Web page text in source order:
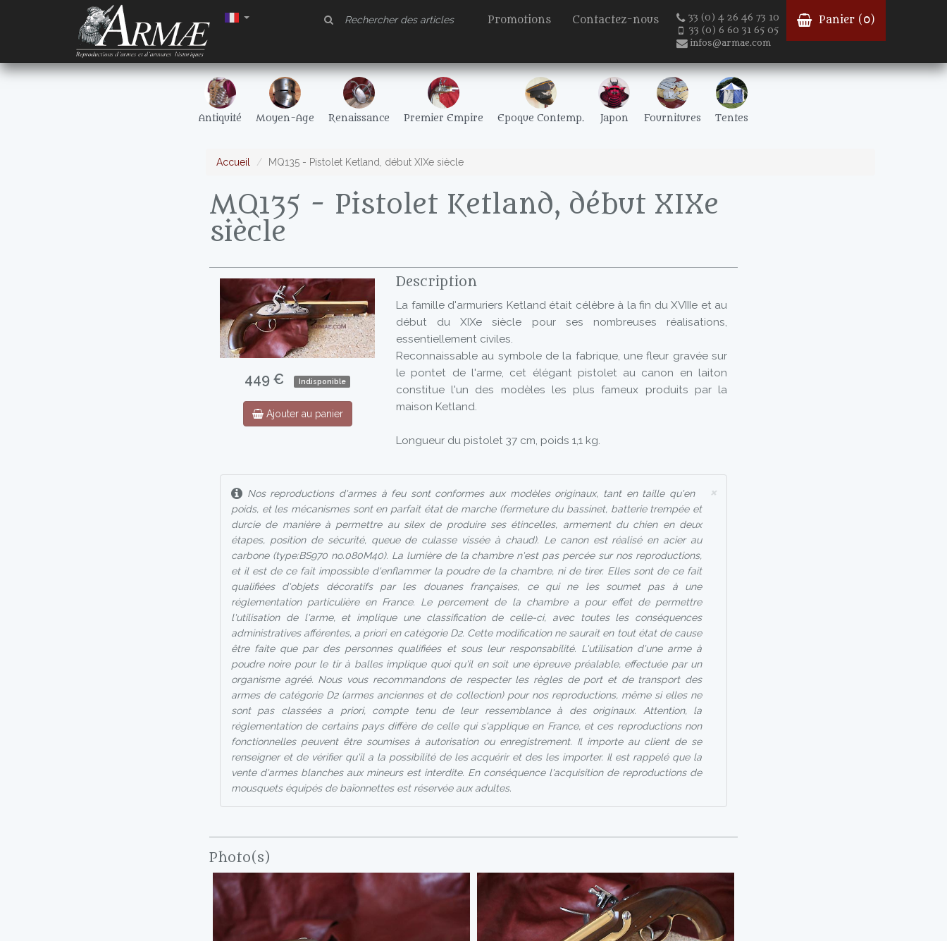
Promotions Contactez-nous
33 (0) 4 26 46 73 10
33 (0) 6 60 31 65 05
infos@armae.com
Panier ( 0)
Antiquité Moyen-Age Renaissance Premier Empire Epoque Contemp. Japon Fournitures Tentes
Accueil MQ135 - Pistolet Ketland, début XIXe siècle
MQ135 - Pistolet Ketland, début XIXe
siècle
449 € Indisponible
Ajouter au panier
Description
La famille d'armuriers Ketland était célèbre à la fin du XVIIIe et au
début du XIXe siècle pour ses nombreuses réalisations,
essentiellement civiles.
Reconnaissable au symbole de la fabrique, une fleur gravée sur
le pontet de l'arme, cet élégant pistolet au canon en laiton
constitue l'un des modèles les plus fameux produits par la
maison Ketland.
Longueur du pistolet 37 cm, poids 1,1 kg.
×
Nos reproductions d'armes à feu sont conformes aux modèles originaux, tant en taille qu'en
poids, et les mécanismes sont en parfait état de marche (fermeture du bassinet, batterie trempée et
durcie de manière à permettre au silex de produire ses étincelles, armement du chien en deux
étapes, position de sécurité, queue de culasse vissée à chaud). Le canon est réalisé en acier au
carbone (type:BS970 no.080M40). La lumière de la chambre n'est pas percée sur nos reproductions,
et il est de ce fait impossible d'enflammer la poudre de la chambre, ni de tirer. Elles sont de ce fait
qualifiées d'objets décoratifs par les douanes françaises, ce qui ne les soumet pas à une
réglementation particulière en France. Le percement de la chambre a pour effet de permettre
l'utilisation de l'arme, et implique une classification de celle-ci, avec toutes les conséquences
administratives afférentes, a priori en catégorie D2. Cette modification ne saurait en tout état de cause
être faite que par des personnes qualifiées et sous leur responsabilité. L'utilisation d'une arme à
poudre noire pour le tir à balles implique quoi qu'il en soit une épreuve préalable, effectuée par un
organisme agréé. Nous vous recommandons de respecter les règles de port et de transport des
armes de catégorie D2 (armes anciennes et de collection) pour nos reproductions, même si elles ne
sont pas classées a priori, compte tenu de leur ressemblance à des originaux. Attention, la
réglementation de certains pays diffère de celle qui s'applique en France, et ces reproductions non
fonctionnelles peuvent être soumises à autorisation ou enregistrement. Il importe au client de se
renseigner et de vérifier qu'il a la possibilité de les acquérir et des les importer. Il est rappelé que la
vente d'armes blanches aux mineurs est interdite. En conséquence l'acquisition de reproductions de
mousquets équipés de baïonnettes est réservée aux adultes.
Photo(s)